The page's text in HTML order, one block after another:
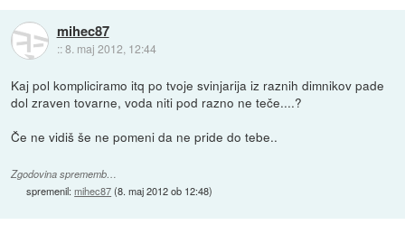
mihec87
::8. maj 2012, 12:44
Kaj pol kompliciramo itq po tvoje svinjarija iz raznih dimnikov pade
dol zraven tovarne, voda niti pod razno ne teče....?
Če ne vidiš še ne pomeni da ne pride do tebe..
Zgodovina sprememb…
spremenil:mihec87(8. maj 2012 ob 12:48)